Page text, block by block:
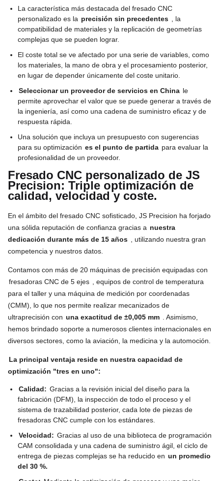
La característica más destacada del fresado CNC
personalizado es la precisión sin precedentes
, la
compatibilidad de materiales y la replicación de geometrías
complejas que se pueden lograr.
El coste total se ve afectado por una serie de variables, como
los materiales, la mano de obra y el procesamiento posterior,
en lugar de depender únicamente del coste unitario.
Seleccionar un proveedor de servicios en China le
permite aprovechar el valor que se puede generar a través de
la ingeniería, así como una cadena de suministro eficaz y de
respuesta rápida.
Una solución que incluya un presupuesto con sugerencias
para su optimización es el punto de partida para evaluar la
profesionalidad de un proveedor.
Fresado CNC personalizado de JS
Precision: Triple optimización de
calidad, velocidad y coste.
En el ámbito del fresado CNC sofisticado, JS Precision ha forjado
una sólida reputación de confianza gracias a nuestra
dedicación durante más de 15 años
, utilizando nuestra gran
competencia y nuestros datos.
Contamos con más de 20 máquinas de precisión equipadas con
fresadoras CNC de 5 ejes
, equipos de control de temperatura
para el taller y una máquina de medición por coordenadas
(CMM), lo que nos permite realizar mecanizados de
ultraprecisión con una exactitud de ±0,005 mm
. Asimismo,
hemos brindado soporte a numerosos clientes internacionales en
diversos sectores, como la aviación, la medicina y la automoción.
La principal ventaja reside en nuestra capacidad de
optimización "tres en uno":
Calidad: Gracias a la revisión inicial del diseño para la
fabricación (DFM), la inspección de todo el proceso y el
sistema de trazabilidad posterior, cada lote de piezas de
fresadoras CNC cumple con los estándares.
Velocidad: Gracias al uso de una biblioteca de programación
CAM consolidada y una cadena de suministro ágil, el ciclo de
entrega de piezas complejas se ha reducido en un promedio
del 30 %.